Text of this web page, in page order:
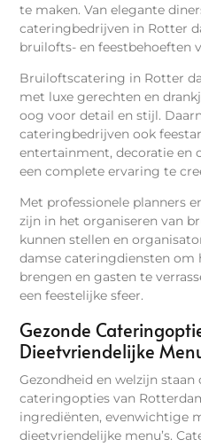
te maken. Van elegante
cateringbedrijven in Rotter
bruilofts- en feestbehoeften
Bruiloftscatering in Rotter
met luxe gerechten en
oog voor detail en stijl.
cateringbedrijven ook
entertainment, decoratie en
een complete ervaring te
Met professionele planners
zijn in het organiseren van
kunnen stellen en
damse cateringdiensten om
brengen en gasten te
een feestelijke sfeer.
Gezonde
Dieetvriendelijke
Gezondheid en welzijn staan
cateringopties van
ingrediënten, evenwichtige
dieetvriendelijke menu’s.